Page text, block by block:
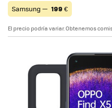
Samsung — 199 €
El precio podría variar. Obtenemos